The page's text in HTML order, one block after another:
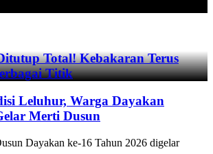
Total! Kebakaran Terus
Titik
Leluhur, Warga Dayakan
Merti Dusun
Dayakan ke-16 Tahun 2026 digelar